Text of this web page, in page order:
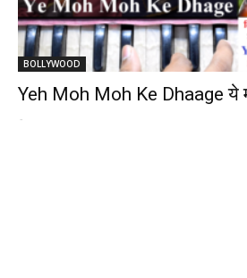
BOLLYWOOD
Yeh Moh Moh Ke Dhaage ये
-